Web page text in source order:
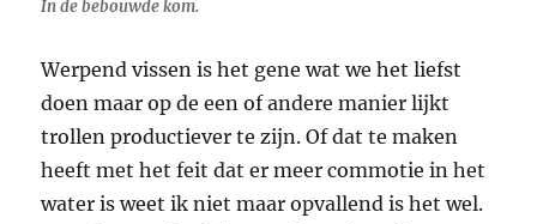
In de bebouwde kom.
Werpend vissen is het gene wat we het liefst
doen maar op de een of andere manier lijkt
trollen productiever te zijn. Of dat te maken
heeft met het feit dat er meer commotie in het
water is weet ik niet maar opvallend is het wel.